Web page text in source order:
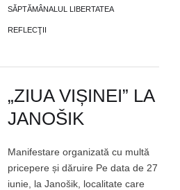
SĂPTĂMÂNALUL LIBERTATEA
REFLECŢII
„ZIUA VIȘINEI” LA
JANOŠIK
Manifestare organizată cu multă
pricepere și dăruire Pe data de 27
iunie, la Janošik, localitate care